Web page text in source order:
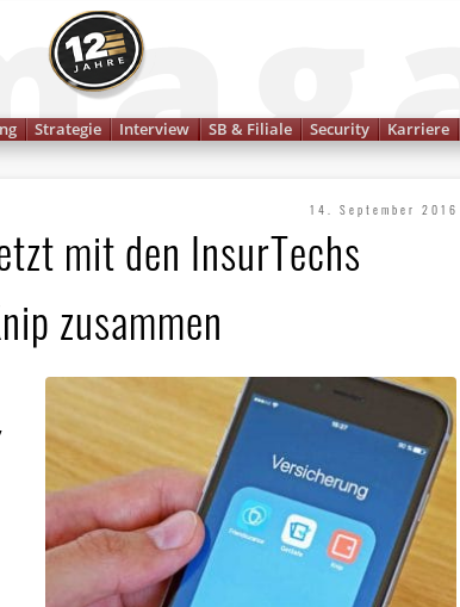
Strategie Interview SB & Filiale Security Karriere
14. September 2016
mit den InsurTechs
zusammen